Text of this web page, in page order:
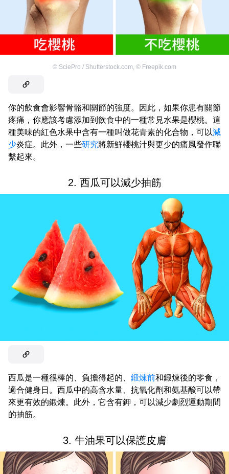
© SciePro / Shutterstock.com, © Freepik.com
你的飲食會影響骨骼和關節的強度。因此，如果你患有關節
疼痛，你應該考慮添加到飲食中的一種常見水果是櫻桃。這
種美味的紅色水果中含有一種叫做花青素的化合物，可以減
少炎症。此外，一些研究將新鮮櫻桃汁與更少的痛風發作聯
繫起來。
2. 西瓜可以減少抽筋
西瓜是一種很棒的、負擔得起的、 鍛煉前和鍛煉後的零食，
適合健身日。西瓜中的高含水量、抗氧化劑和氨基酸可以帶
來更有效的鍛煉。此外，它含有鉀，可以減少劇烈運動期間
的抽筋。
3. 牛油果可以保護皮膚